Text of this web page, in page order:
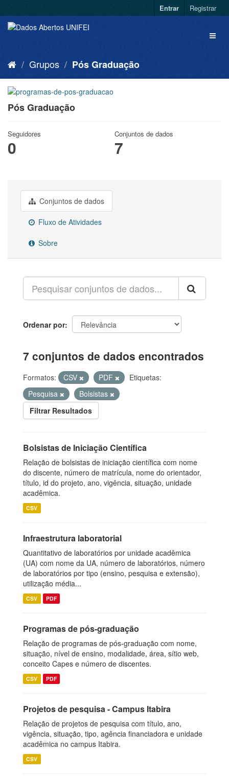
Entrar Registrar
Grupos Pós Graduação
Pós Graduação
Seguidores
0
Conjuntos de dados
7
Conjuntos de dados
Fluxo de Atividades
Sobre
Ordenar por
7 conjuntos de dados encontrados
Formatos: CSV PDF
Etiquetas:
Pesquisa
Bolsistas
Filtrar Resultados
Bolsistas de Iniciação Científica
Relação de bolsistas de iniciação científica com nome
do discente, número de matrícula, nome do orientador,
título, id do projeto, ano, vigência, situação, unidade
acadêmica.
CSV
Infraestrutura laboratorial
Quantitativo de laboratórios por unidade acadêmica
(UA) com nome da UA, número de laboratórios, número
de laboratórios por tipo (ensino, pesquisa e extensão),
utilização média...
CSV PDF
Programas de pós-graduação
Relação de programas de pós-graduação com nome,
situação, nível de ensino, modalidade, área, sítio web,
conceito Capes e número de discentes.
CSV PDF
Projetos de pesquisa - Campus Itabira
Relação de projetos de pesquisa com título, ano,
vigência, situação, tipo, agência financiadora e unidade
acadêmica no campus Itabira.
CSV